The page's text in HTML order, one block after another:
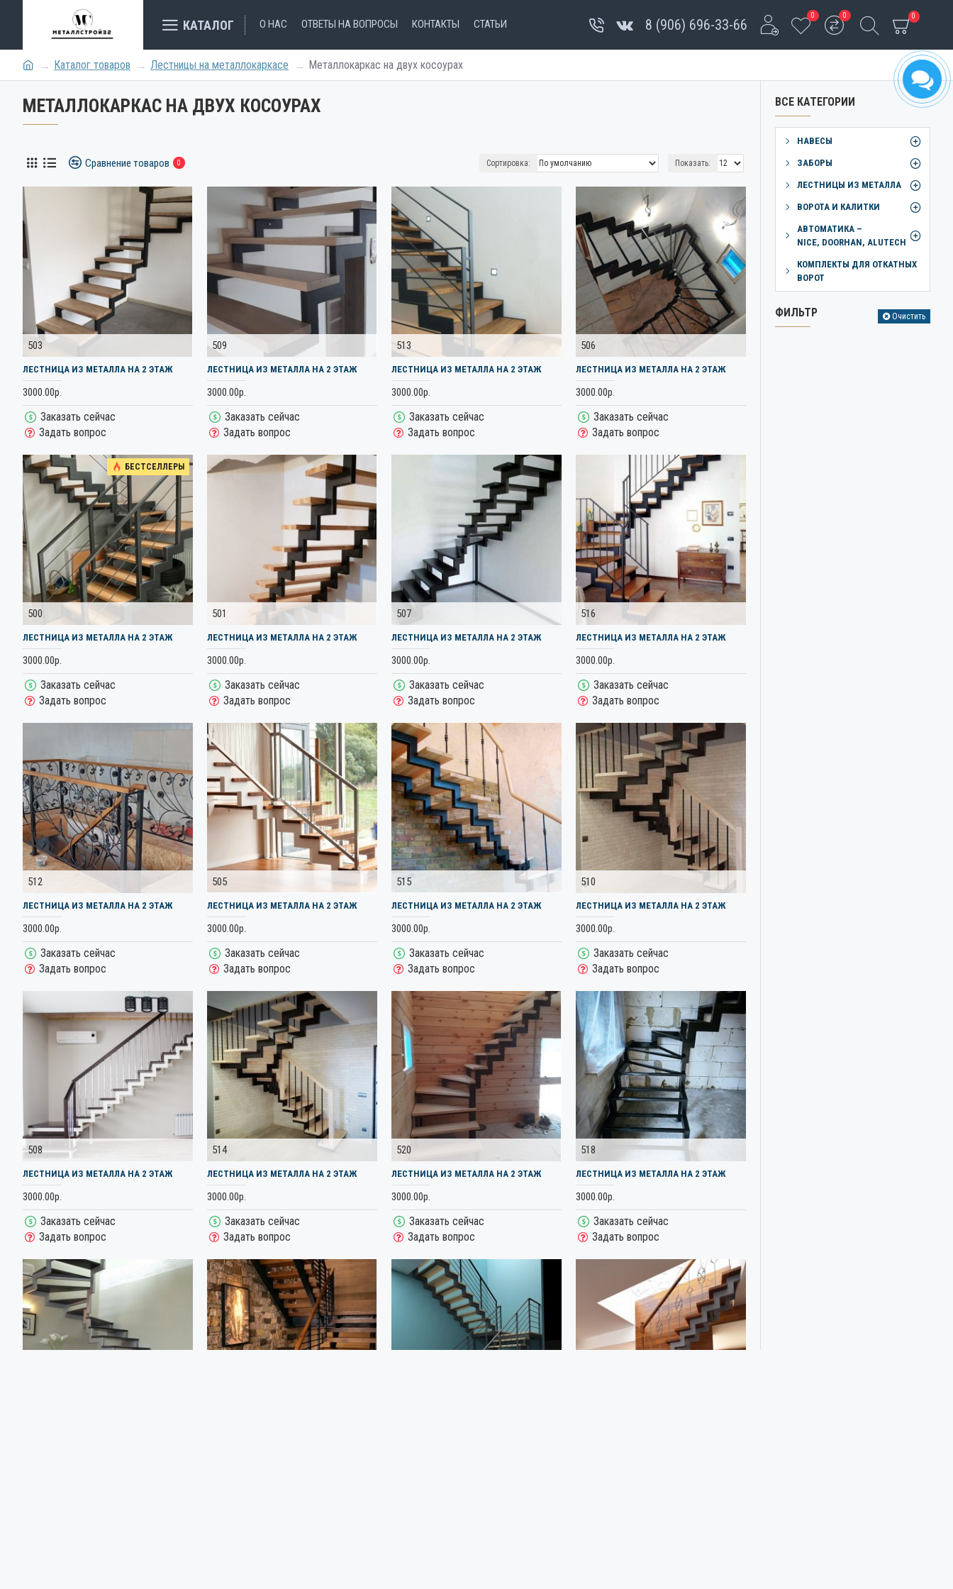
КАТАЛОГ О НАС ОТВЕТЫ НА ВОПРОСЫ КОНТАКТЫ СТАТЬИ 8 (906) 696-33-66
0 0 0
Каталог товаров Лестницы на металлокаркасе Металлокаркас на двух косоурах
МЕТАЛЛОКАРКАС НА ДВУХ КОСОУРАХ
Сравнение товаров 0 Сортировка: Показать:
503
ЛЕСТНИЦА ИЗ МЕТАЛЛА НА 2 ЭТАЖ
3000.00р.
Заказать сейчас
Задать вопрос
509
ЛЕСТНИЦА ИЗ МЕТАЛЛА НА 2 ЭТАЖ
3000.00р.
Заказать сейчас
Задать вопрос
513
ЛЕСТНИЦА ИЗ МЕТАЛЛА НА 2 ЭТАЖ
3000.00р.
Заказать сейчас
Задать вопрос
506
ЛЕСТНИЦА ИЗ МЕТАЛЛА НА 2 ЭТАЖ
3000.00р.
Заказать сейчас
Задать вопрос
БЕСТСЕЛЛЕРЫ
500
ЛЕСТНИЦА ИЗ МЕТАЛЛА НА 2 ЭТАЖ
3000.00р.
Заказать сейчас
Задать вопрос
501
ЛЕСТНИЦА ИЗ МЕТАЛЛА НА 2 ЭТАЖ
3000.00р.
Заказать сейчас
Задать вопрос
507
ЛЕСТНИЦА ИЗ МЕТАЛЛА НА 2 ЭТАЖ
3000.00р.
Заказать сейчас
Задать вопрос
516
ЛЕСТНИЦА ИЗ МЕТАЛЛА НА 2 ЭТАЖ
3000.00р.
Заказать сейчас
Задать вопрос
512
ЛЕСТНИЦА ИЗ МЕТАЛЛА НА 2 ЭТАЖ
3000.00р.
Заказать сейчас
Задать вопрос
505
ЛЕСТНИЦА ИЗ МЕТАЛЛА НА 2 ЭТАЖ
3000.00р.
Заказать сейчас
Задать вопрос
515
ЛЕСТНИЦА ИЗ МЕТАЛЛА НА 2 ЭТАЖ
3000.00р.
Заказать сейчас
Задать вопрос
510
ЛЕСТНИЦА ИЗ МЕТАЛЛА НА 2 ЭТАЖ
3000.00р.
Заказать сейчас
Задать вопрос
508
ЛЕСТНИЦА ИЗ МЕТАЛЛА НА 2 ЭТАЖ
3000.00р.
Заказать сейчас
Задать вопрос
514
ЛЕСТНИЦА ИЗ МЕТАЛЛА НА 2 ЭТАЖ
3000.00р.
Заказать сейчас
Задать вопрос
520
ЛЕСТНИЦА ИЗ МЕТАЛЛА НА 2 ЭТАЖ
3000.00р.
Заказать сейчас
Задать вопрос
518
ЛЕСТНИЦА ИЗ МЕТАЛЛА НА 2 ЭТАЖ
3000.00р.
Заказать сейчас
Задать вопрос
ВСЕ КАТЕГОРИИ
НАВЕСЫ
ЗАБОРЫ
ЛЕСТНИЦЫ ИЗ МЕТАЛЛА
ВОРОТА И КАЛИТКИ
АВТОМАТИКА –
NICE, DOORHAN, ALUTECH
КОМПЛЕКТЫ ДЛЯ ОТКАТНЫХ
ВОРОТ
ФИЛЬТР Очистить